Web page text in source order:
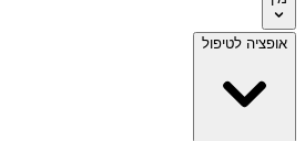
אופציה לטיפול